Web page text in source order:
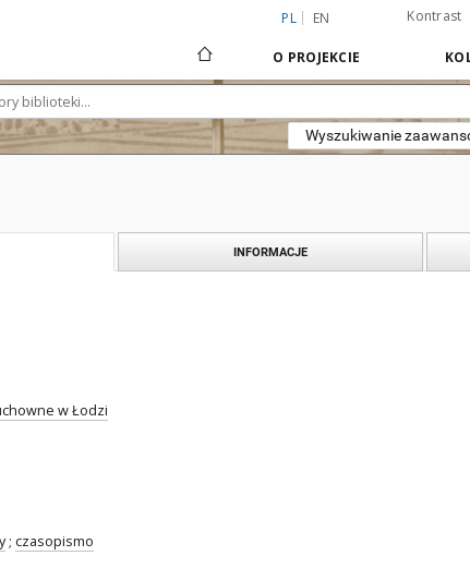
PL EN Kontrast
O PROJEKCIE
Wyszukiwanie
INFORMACJE
w Łodzi
; czasopismo